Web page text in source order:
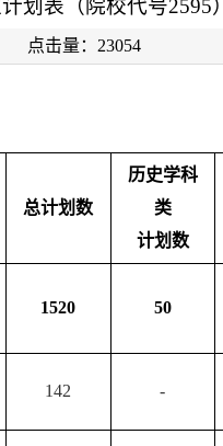
划表（院校代号2595）
点击量： 23054
总计划数
历史学科
类
计划数
1520 50
142 -